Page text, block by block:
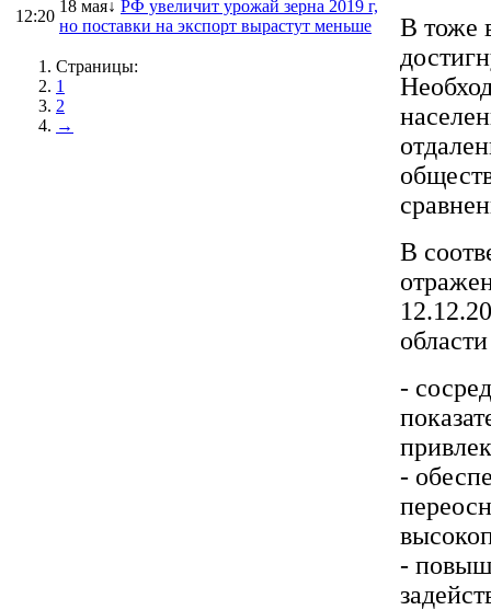
12:20
18 мая↓ РФ увеличит урожай зерна 2019 г,
но поставки на экспорт вырастут меньше
Страницы:
1
2
→
В тоже
В
-
-
-